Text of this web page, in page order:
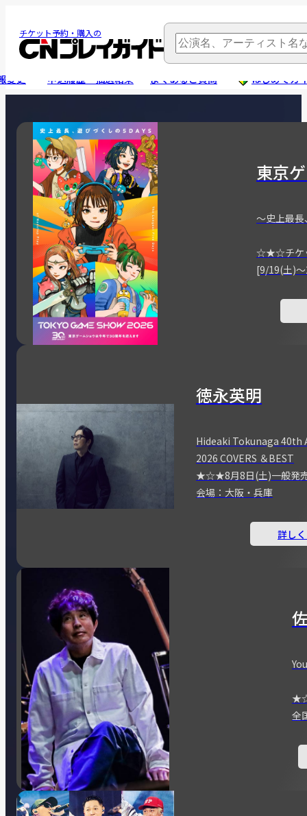
チケット予約・購入の
変更 申込履歴・抽選結果 よくあるご質問 はじめてガ
東京
～史上最長
☆★☆チケ
[9/19(土)
徳永英明
Hideaki Tokunaga 40th
2026 COVERS ＆BEST
★☆★8月8日(土)一般
会場：大阪・兵庫
詳し
全